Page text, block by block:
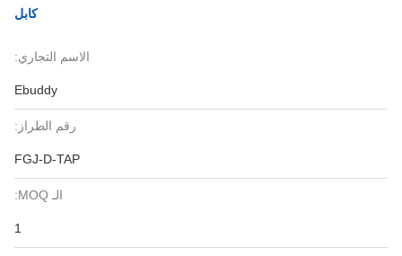
كابل
الاسم التجاري:
Ebuddy
رقم الطراز:
FGJ-D-TAP
الـ MOQ:
1